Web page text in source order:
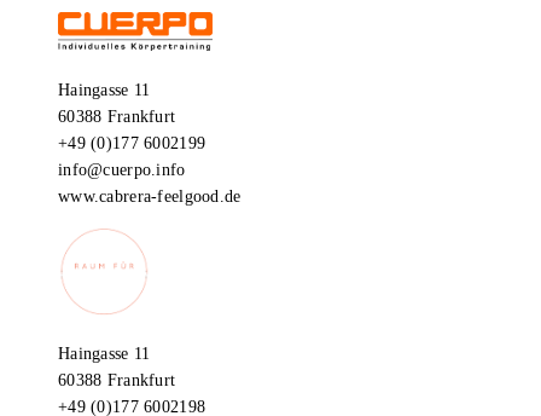
Haingasse 11
60388 Frankfurt
+49 (0)177 6002199
info@cuerpo.info
www.cabrera-feelgood.de
Haingasse 11
60388 Frankfurt
+49 (0)177 6002198